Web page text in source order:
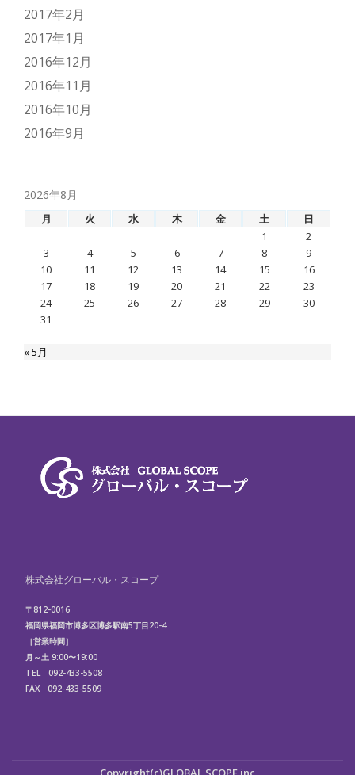
2017年2月
2017年1月
2016年12月
2016年11月
2016年10月
2016年9月
2026年8月
月 火 水 木 金 土
日
1
2
3
4 5 6 7 8
9
10
11 12 13 14 15
16
17
18 19 20 21 22
23
24
25 26 27 28 29
30
31
« 5月
株式会社グローバル・スコープ
〒812-0016
福岡県福岡市博多区博多駅南5丁目20-4
［営業時間］
月～土 9:00〜19:00
TEL 092-433-5508
FAX 092-433-5509